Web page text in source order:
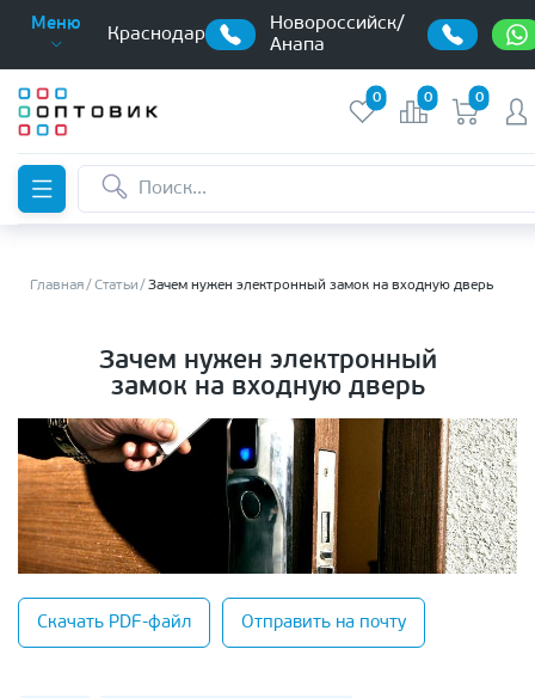
Меню
Краснодар
Новороссийск/
Анапа
0 0 0
Главная Статьи Зачем нужен электронный замок на входную дверь
Зачем нужен электронный
замок на входную дверь
Скачать PDF-файл Отправить на почту